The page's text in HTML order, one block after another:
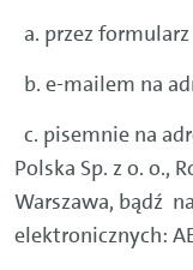
a. przez
b. e-mailem na
c. pisemnie na
Polska Sp. z o. o.,
Warszawa, bądź
elektronicznych: